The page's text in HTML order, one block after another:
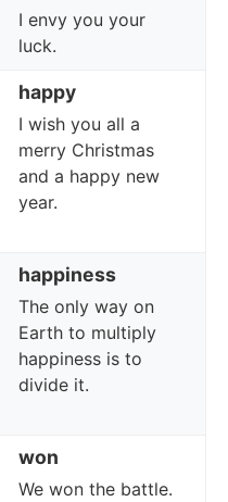
I envy you your
luck.
happy
I wish you all a
merry Christmas
and a happy new
year.
happiness
The only way on
Earth to multiply
happiness is to
divide it.
won
We won the battle.